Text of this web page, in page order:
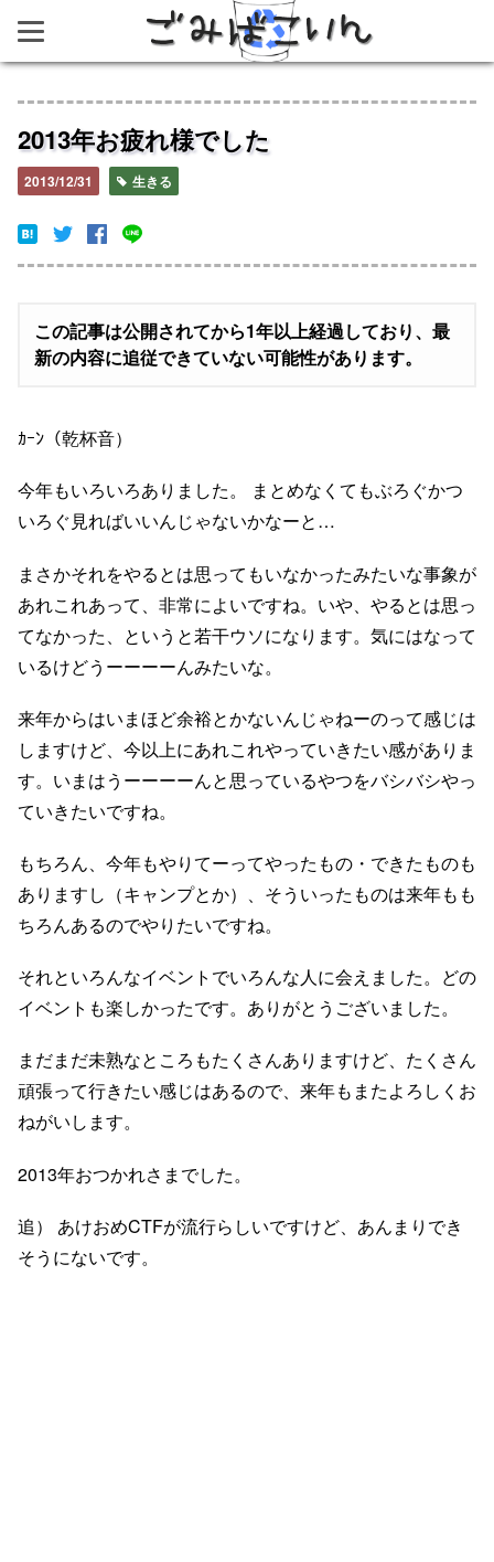
2013年お疲れ様でした
2013/12/31 生きる
この記事は公開されてから1年以上経過しており、最
新の内容に追従できていない可能性があります。
ｶｰﾝ（乾杯音）
今年もいろいろありました。 まとめなくてもぶろぐかつ
いろぐ見ればいいんじゃないかなーと…
まさかそれをやるとは思ってもいなかったみたいな事象が
あれこれあって、非常によいですね。いや、やるとは思っ
てなかった、というと若干ウソになります。気にはなって
いるけどうーーーーんみたいな。
来年からはいまほど余裕とかないんじゃねーのって感じは
しますけど、今以上にあれこれやっていきたい感がありま
す。いまはうーーーーんと思っているやつをバシバシやっ
ていきたいですね。
もちろん、今年もやりてーってやったもの・できたものも
ありますし（キャンプとか）、そういったものは来年もも
ちろんあるのでやりたいですね。
それといろんなイベントでいろんな人に会えました。どの
イベントも楽しかったです。ありがとうございました。
まだまだ未熟なところもたくさんありますけど、たくさん
頑張って行きたい感じはあるので、来年もまたよろしくお
ねがいします。
2013年おつかれさまでした。
追） あけおめCTFが流行らしいですけど、あんまりでき
そうにないです。
ごみばこいん